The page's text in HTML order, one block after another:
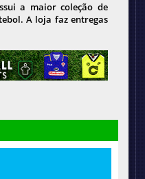
a maior coleção de
A loja faz entregas